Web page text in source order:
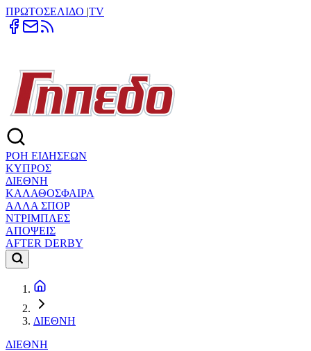
ΠΡΩΤΟΣΕΛΙΔΟ |TV
ΡΟΗ ΕΙΔΗΣΕΩΝ
ΚΥΠΡΟΣ
ΔΙΕΘΝΗ
ΚΑΛΑΘΟΣΦΑΙΡΑ
ΑΛΛΑ ΣΠΟΡ
ΝΤΡΙΜΠΛΕΣ
ΑΠΟΨΕΙΣ
AFTER DERBY
ΔΙΕΘΝΗ
ΔΙΕΘΝΗ